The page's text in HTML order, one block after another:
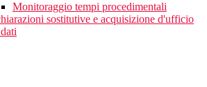
Monitoraggio tempi procedimentali
sostitutive e acquisizione d'ufficio